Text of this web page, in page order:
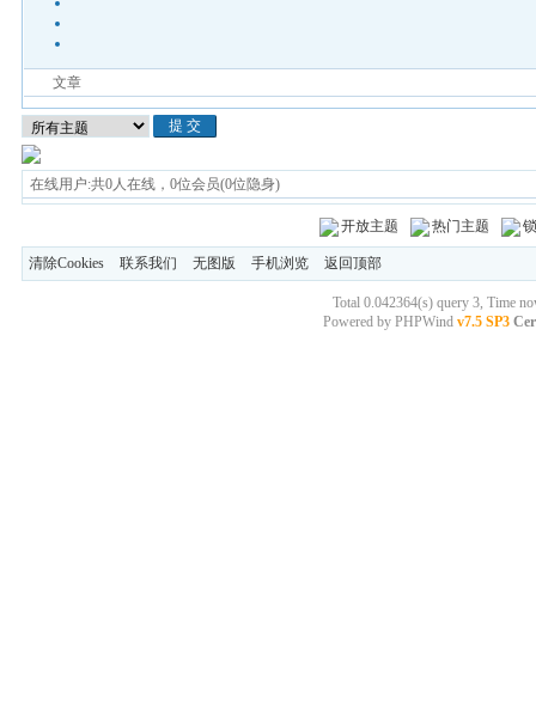
文章
在线用户:共0人在线，0位会员(0位隐身)
开放主题 热门主题
清除Cookies 联系我们 无图版 手机浏览 返回顶部
Total 0.042364(s) query 3, Time
Powered byPHPWind v7.5 SP3